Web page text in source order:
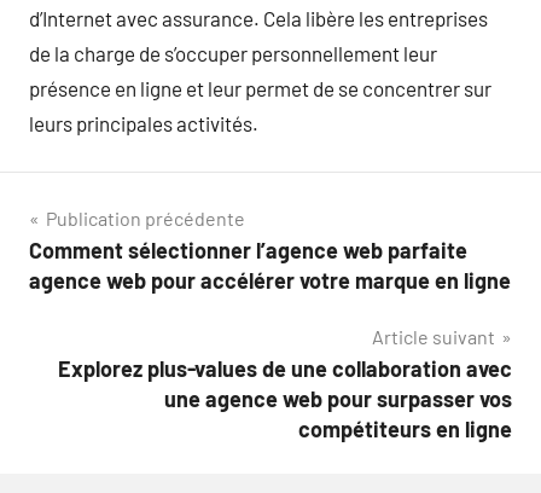
d’Internet avec assurance. Cela libère les entreprises
de la charge de s’occuper personnellement leur
présence en ligne et leur permet de se concentrer sur
leurs principales activités.
Navigation
de
Publication précédente
Comment sélectionner l’agence web parfaite
agence web pour accélérer votre marque en ligne
Article suivant
Explorez plus-values de une collaboration avec
une agence web pour surpasser vos
compétiteurs en ligne